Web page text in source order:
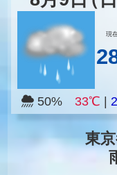
現
50% 33℃
東